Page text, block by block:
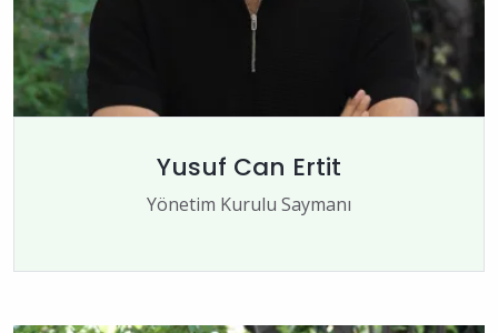
Yusuf Can Ertit
Yönetim Kurulu Saymanı